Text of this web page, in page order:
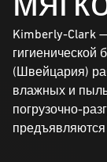
Kimberly-Clark
(Швейцария)
влажных и
погрузочно-